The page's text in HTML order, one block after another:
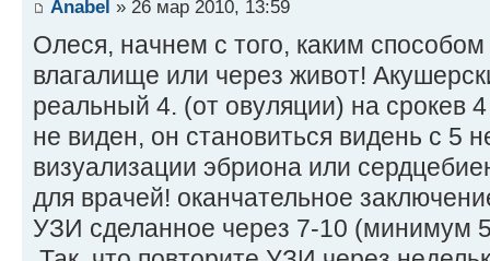
Anabel » 26 мар 2010, 13:59
Олеся, начнем с того, каким
влагалище или через живот!
реальный 4. (от овуляции) на
не виден, он становиться видень с 5
визуализации эбриона или
для врачей! оканчательное
УЗИ сделанное через 7-10 (минимум